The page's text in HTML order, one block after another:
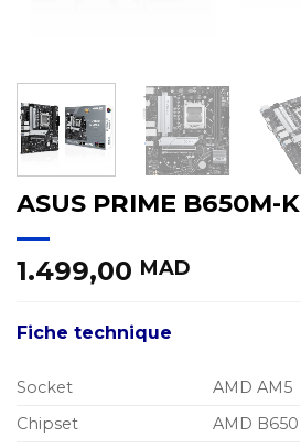
ASUS PRIME B650M-K
1.499,00 MAD
Fiche technique
Socket
AMD AM5
Chipset
AMD B650